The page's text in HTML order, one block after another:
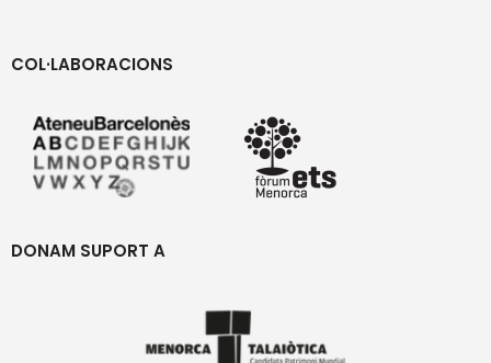
COL·LABORACIONS
DONAM SUPORT A